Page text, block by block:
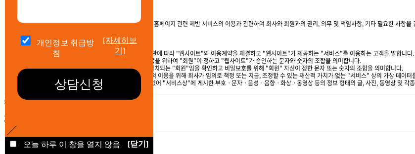
개인정보 취급방
침
[자세히보
기]
오늘 하루 이 창을 열지 않음 [닫기]